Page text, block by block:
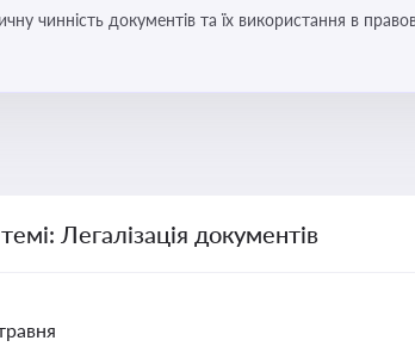
чинність документів та їх використання в
правильно оформлювати документи, уникати
Легалізація документів